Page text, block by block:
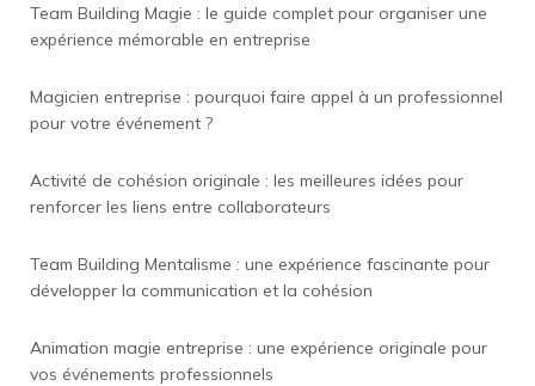
Team Building Magie : le guide complet pour organiser une
expérience mémorable en entreprise
Magicien entreprise : pourquoi faire appel à un professionnel
pour votre événement ?
Activité de cohésion originale : les meilleures idées pour
renforcer les liens entre collaborateurs
Team Building Mentalisme : une expérience fascinante pour
développer la communication et la cohésion
Animation magie entreprise : une expérience originale pour
vos événements professionnels